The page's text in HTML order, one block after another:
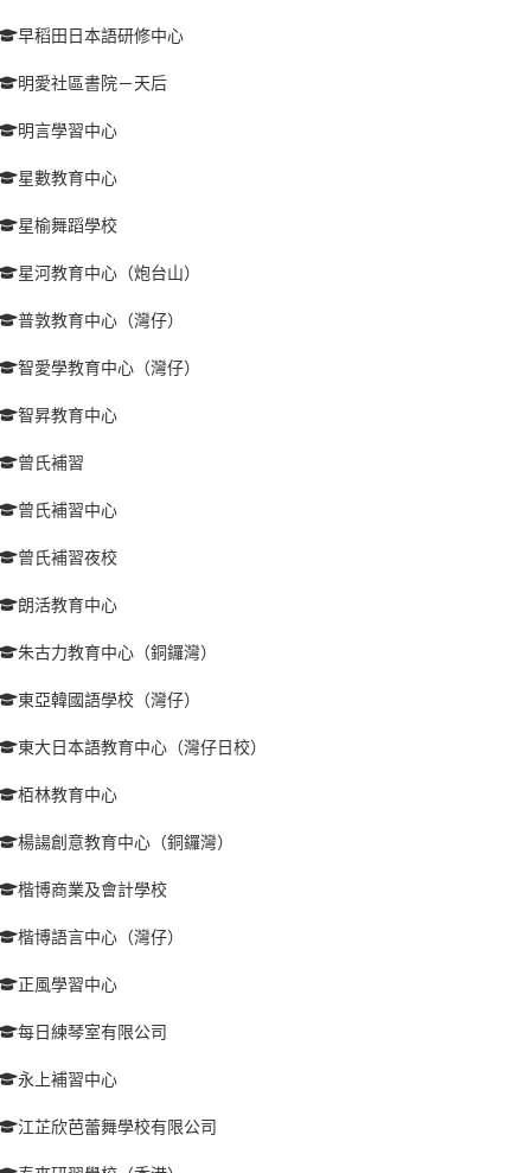
早稻田日本語研修中心
明愛社區書院－天后
明言學習中心
星數教育中心
星榆舞蹈學校
星河教育中心（炮台山）
普敦教育中心（灣仔）
智愛學教育中心（灣仔）
智昇教育中心
曾氏補習
曾氏補習中心
曾氏補習夜校
朗活教育中心
朱古力教育中心（銅鑼灣）
東亞韓國語學校（灣仔）
東大日本語教育中心（灣仔日校）
栢林教育中心
楊諹創意教育中心（銅鑼灣）
楷博商業及會計學校
楷博語言中心（灣仔）
正風學習中心
每日練琴室有限公司
永上補習中心
江芷欣芭蕾舞學校有限公司